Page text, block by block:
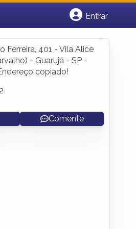
Entrar
Ferreira, 401 - Vila Alice
- Guarujá - SP -
copiado!
Comente